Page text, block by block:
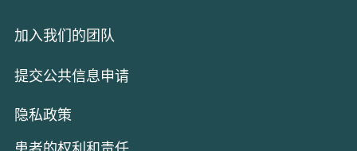
加入我们的团队
提交公共信息申请
隐私政策